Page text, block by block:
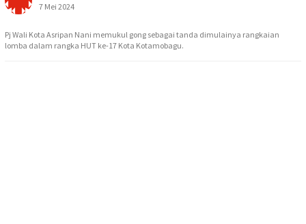
7 Mei 2024
Pj Wali Kota Asripan Nani memukul gong sebagai tanda dimulainya rangkaian
lomba dalam rangka HUT ke-17 Kota Kotamobagu.